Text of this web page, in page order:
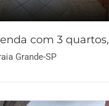
com 3
Grande-SP